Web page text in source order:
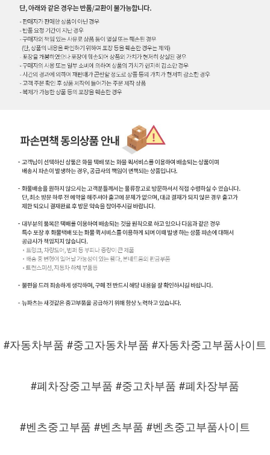
#자동차부품 #중고자동차부품 #자동차중고부품사이트
#폐차장중고부품 #중고차부품 #폐차장부품
#벤츠중고부품 #벤츠부품 #벤츠중고부품사이트